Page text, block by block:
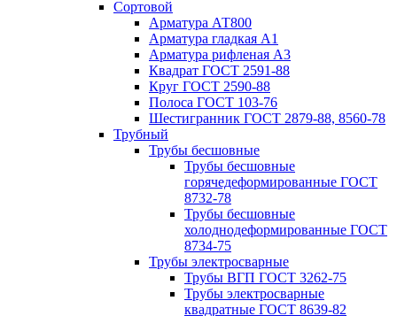
Сортовой
Арматура АТ800
Арматура гладкая А1
Арматура рифленая А3
Квадрат ГОСТ 2591-88
Круг ГОСТ 2590-88
Полоса ГОСТ 103-76
Шестигранник ГОСТ 2879-88, 8560-78
Трубный
Трубы бесшовные
Трубы бесшовные
горячедеформированные ГОСТ
8732-78
Трубы бесшовные
холоднодеформированные ГОСТ
8734-75
Трубы электросварные
Трубы ВГП ГОСТ 3262-75
Трубы электросварные
квадратные ГОСТ 8639-82